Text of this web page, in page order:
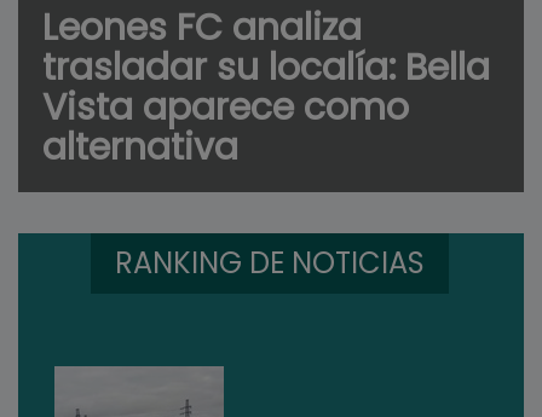
Leones FC analiza
trasladar su localía: Bella
Vista aparece como
alternativa
RANKING DE NOTICIAS